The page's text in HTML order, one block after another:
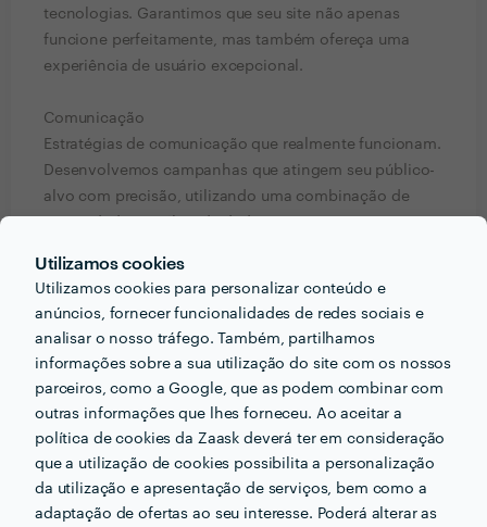
Utilizamos cookies
Utilizamos cookies para personalizar conteúdo e
anúncios, fornecer funcionalidades de redes sociais e
analisar o nosso tráfego. Também, partilhamos
informações sobre a sua utilização do site com os nossos
parceiros, como a Google, que as podem combinar com
outras informações que lhes forneceu. Ao aceitar a
política de cookies da Zaask deverá ter em consideração
que a utilização de cookies possibilita a personalização
da utilização e apresentação de serviços, bem como a
adaptação de ofertas ao seu interesse. Poderá alterar as
tecnologias. Garantimos que seu site não apenas
funcione perfeitamente, mas também ofereça uma
experiência de usuário excepcional.
Comunicação
Estratégias de comunicação que realmente funcionam.
Desenvolvemos campanhas que atingem seu público-
alvo com precisão, utilizando uma combinação de
Experiência: Mais de 15 anos no mercado, com um
indústrias.
Inovação: Estamos sempre atualizados com as últimas
tendências e tecnologias, garantindo soluções
modernas e eficientes.
Atendimento Personalizado: Cada cliente é único.
Oferecemos soluções sob medida para atender às suas
necessidades específicas.